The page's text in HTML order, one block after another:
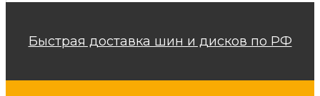
Быстрая доставка шин и дисков по РФ